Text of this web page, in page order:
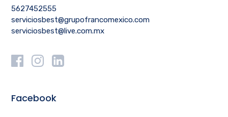
5627452555
serviciosbest@grupofrancomexico.com
serviciosbest@live.com.mx
Facebook